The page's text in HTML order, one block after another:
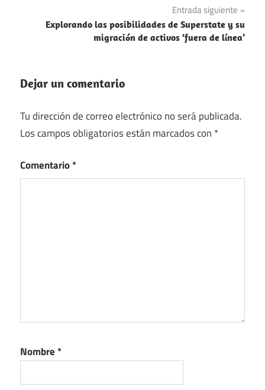
Entrada siguiente
Explorando las posibilidades de Superstate y su
migración de activos ‘fuera de línea’
Dejar un comentario
Tu dirección de correo electrónico no será publicada.
Los campos obligatorios están marcados con *
Comentario*
Nombre *